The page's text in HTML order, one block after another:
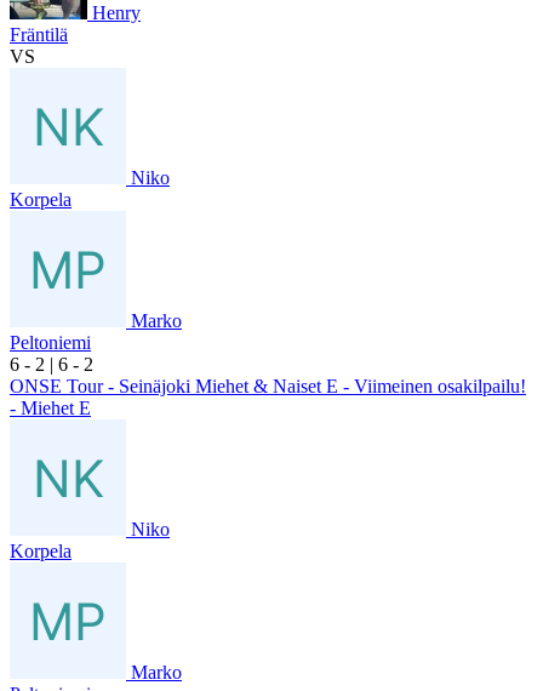
Henry
Fräntilä
VS
Niko
Korpela
Marko
Peltoniemi
6 - 2 | 6 - 2
ONSE Tour - Seinäjoki Miehet & Naiset E - Viimeinen osakilpailu!
- Miehet E
Niko
Korpela
Marko